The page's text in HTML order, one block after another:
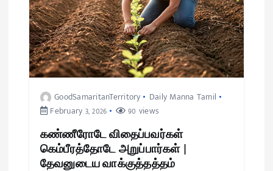
GoodSamaritanTerritory
Daily Manna Tamil
February 3, 2026
90 views
கண்ணீரோடே விதைப்பவர்கள்
கெம்பீரத்தோடே அறுப்பார்கள் |
தேவனுடைய வாக்குத்தத்தம்